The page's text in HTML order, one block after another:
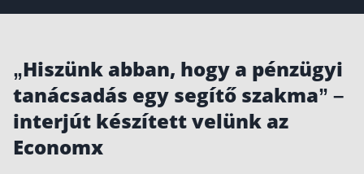
Nyugdíj előtakarékosság
Melyiket válaszd? Nyugdíjbiztosítás, NYESZ vagy
Nyugdíj előtakarékossági számla (NYESZ)
Nyugdíj tanácsadás 🪙
„Hiszünk abban, hogy a pénzügyi
tanácsadás egy segítő szakma” –
interjút készített velünk az
Economx